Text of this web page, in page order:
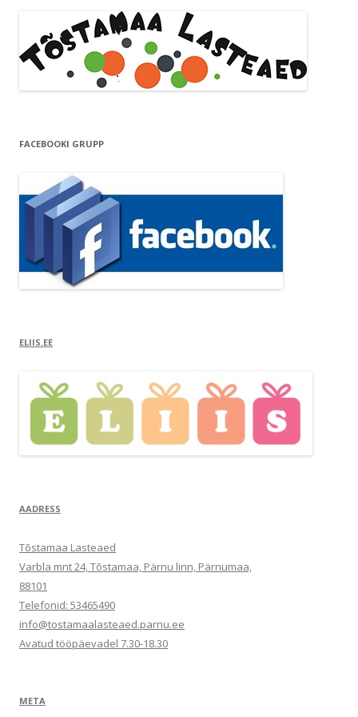
FACEBOOKI GRUPP
ELIIS.EE
AADRESS
Tõstamaa Lasteaed
Varbla mnt 24, Tõstamaa, Pärnu linn, Pärnumaa,
88101
Telefonid: 53465490
info@tostamaalasteaed.parnu.ee
Avatud tööpäevadel 7.30-18.30
META